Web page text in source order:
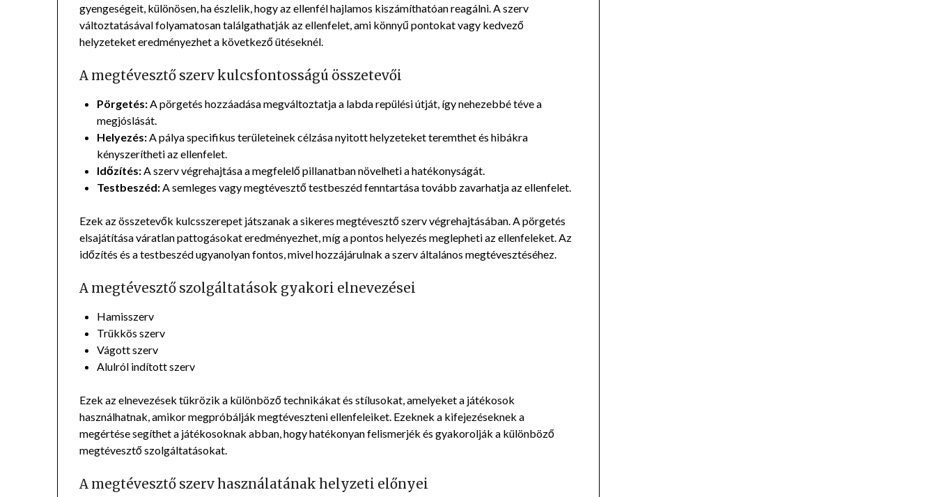
gyengeségeit, különösen, ha észlelik, hogy az ellenfél hajlamos kiszámíthatóan reagálni. A szerv
változtatásával folyamatosan találgathatják az ellenfelet, ami könnyű pontokat vagy kedvező
helyzeteket eredményezhet a következő ütéseknél.
A megtévesztő szerv kulcsfontosságú összetevői
Pörgetés: A pörgetés hozzáadása megváltoztatja a labda repülési útját, így nehezebbé téve a
megjóslását.
Helyezés: A pálya specifikus területeinek célzása nyitott helyzeteket teremthet és hibákra
kényszerítheti az ellenfelet.
Időzítés: A szerv végrehajtása a megfelelő pillanatban növelheti a hatékonyságát.
Testbeszéd: A semleges vagy megtévesztő testbeszéd fenntartása tovább zavarhatja az ellenfelet.
Ezek az összetevők kulcsszerepet játszanak a sikeres megtévesztő szerv végrehajtásában. A pörgetés
elsajátítása váratlan pattogásokat eredményezhet, míg a pontos helyezés meglepheti az ellenfeleket. Az
időzítés és a testbeszéd ugyanolyan fontos, mivel hozzájárulnak a szerv általános megtévesztéséhez.
A megtévesztő szolgáltatások gyakori elnevezései
Hamisszerv
Trükkös szerv
Vágott szerv
Alulról indított szerv
Ezek az elnevezések tükrözik a különböző technikákat és stílusokat, amelyeket a játékosok
használhatnak, amikor megpróbálják megtéveszteni ellenfeleiket. Ezeknek a kifejezéseknek a
megértése segíthet a játékosoknak abban, hogy hatékonyan felismerjék és gyakorolják a különböző
megtévesztő szolgáltatásokat.
A megtévesztő szerv használatának helyzeti előnyei